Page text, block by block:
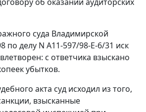
об оказании аудиторских
суда Владимирской
по делу N А11-597/98-E-6/31 иск
с ответчика взыскано
убытков.
акта суд исходил из того,
взысканные